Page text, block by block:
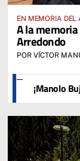
EN MEMORIA DEL
A la memoria del Doctor Manuel Bujaldón
Arredondo
POR VÍCTOR
¡Manolo